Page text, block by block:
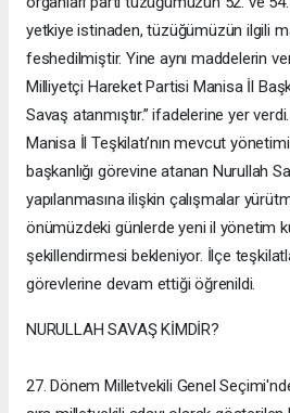
yetkiye istinaden, tüzüğümüzün ilgili
feshedilmiştir. Yine aynı maddelerin
Milliyetçi Hareket Partisi Manisa İl
Savaş atanmıştır.” ifadelerine yer
Manisa İl Teşkilatı’nın mevcut yönetimi
başkanlığı görevine atanan Nurullah
yapılanmasına ilişkin çalışmalar
önümüzdeki günlerde yeni il yönetim
şekillendirmesi bekleniyor. İlçe
görevlerine devam ettiği öğrenildi.
NURULLAH SAVAŞ KİMDİR?
27. Dönem Milletvekili Genel